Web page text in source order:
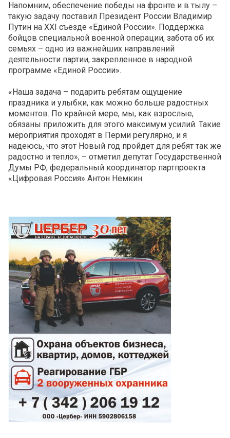
Напомним, обеспечение победы на фронте и в тылу –
такую задачу поставил Президент России Владимир
Путин на XXI съезде «Единой России». Поддержка
бойцов специальной военной операции, забота об их
семьях – одно из важнейших направлений
деятельности партии, закрепленное в народной
программе «Единой России».
«Наша задача – подарить ребятам ощущение
праздника и улыбки, как можно больше радостных
моментов. По крайней мере, мы, как взрослые,
обязаны приложить для этого максимум усилий. Такие
мероприятия проходят в Перми регулярно, и я
надеюсь, что этот Новый год пройдет для ребят так же
радостно и тепло», – отметил депутат Государственной
Думы РФ, федеральный координатор партпроекта
«Цифровая Россия» Антон Немкин.